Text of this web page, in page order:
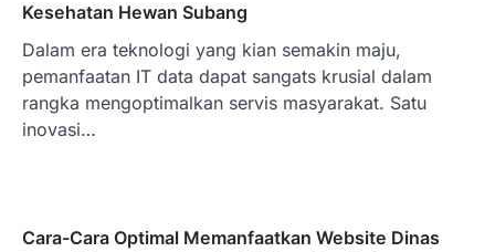
Kesehatan Hewan Subang
Dalam era teknologi yang kian semakin maju,
pemanfaatan IT data dapat sangats krusial dalam
rangka mengoptimalkan servis masyarakat. Satu
inovasi…
Cara-Cara Optimal Memanfaatkan Website Dinas